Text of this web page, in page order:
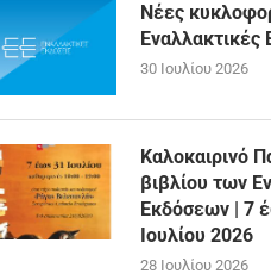
Νέες
Εναλλακτικές
30 Ιουλίου 2026
Καλοκαιρινό
βιβλίου των
Εκδόσεων | 7
Ιουλίου 2026
28 Ιουλίου 2026